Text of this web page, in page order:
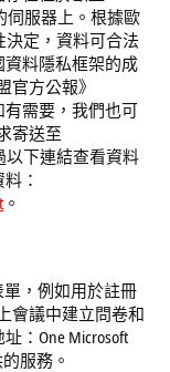
伺服器上。根據歐
決定，資料可合法
資料隱私框架的成
官方公報》
有需要，我們也可
寄送至
以下連結查看資料
：
。
單，例如用於註冊
會議中建立問卷和
：One Microsoft
的服務。